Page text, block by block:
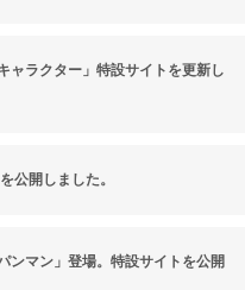
ャラクター」特設サイトを更新し
公開しました。
ンマン」登場。特設サイトを公開